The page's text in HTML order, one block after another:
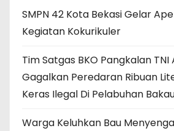
SMPN 42 Kota Bekasi Gelar
Kegiatan Kokurikuler
Tim Satgas BKO Pangkalan TNI
Gagalkan Peredaran Ribuan
Keras Ilegal Di Pelabuhan
Warga Keluhkan Bau